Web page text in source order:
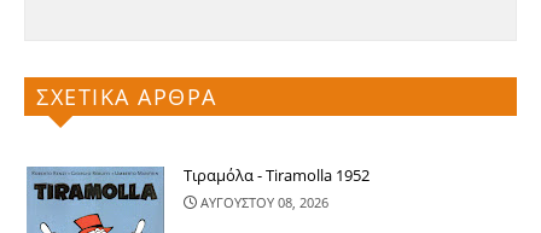
ΣΧΕΤΙΚΑ ΑΡΘΡΑ
Τιραμόλα - Tiramolla 1952
ΑΥΓΟΥΣΤΟΥ 08, 2026